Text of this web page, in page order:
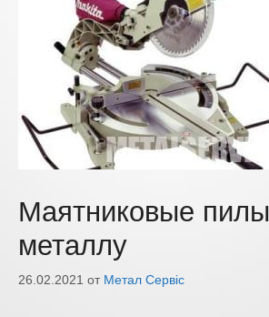
Маятниковые
металлу
26.02.2021 от Метал Сервіс